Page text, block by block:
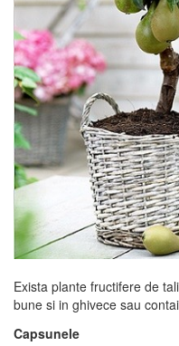
Exista plante fructifere de
bune si in ghivece sau
Capsunele